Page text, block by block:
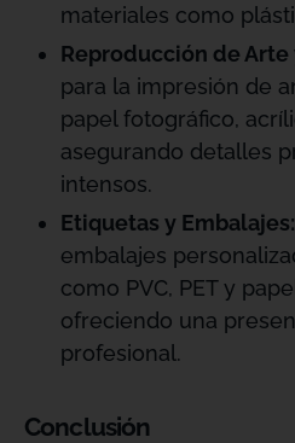
materiales como
Reproducción de Arte
para la impresión de
papel fotográfico,
asegurando detalles
intensos.
Etiquetas y Embalajes:
embalajes
como PVC, PET y
ofreciendo una
profesional.
Conclusión